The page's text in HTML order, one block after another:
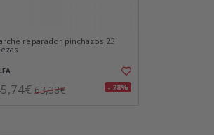
reparador pinchazos 23
63,38€ - 28%